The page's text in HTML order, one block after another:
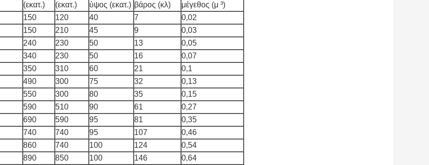
(εκατ.)
(εκατ.)
ύψος (εκατ.) βάρος (κλ)
μέγεθος (μ ³)
150 120 40 7
0,02
150 210 45 9
0,03
240 230 50 13
0,05
340 230 50 16
0,07
350 310 60 21
0,1
490 300 75 32
0,13
550 300 80 35
0,15
590 510 90 61
0,27
690 590 95 81
0,35
740 740 95 107
0,46
860 740 100 124
0,54
890 850 100 146
0,64